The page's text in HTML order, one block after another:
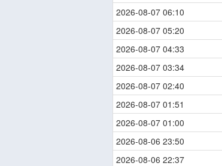
2026-08-07 06:10
2026-08-07 05:20
2026-08-07 04:33
2026-08-07 03:34
2026-08-07 02:40
2026-08-07 01:51
2026-08-07 01:00
2026-08-06 23:50
2026-08-06 22:37